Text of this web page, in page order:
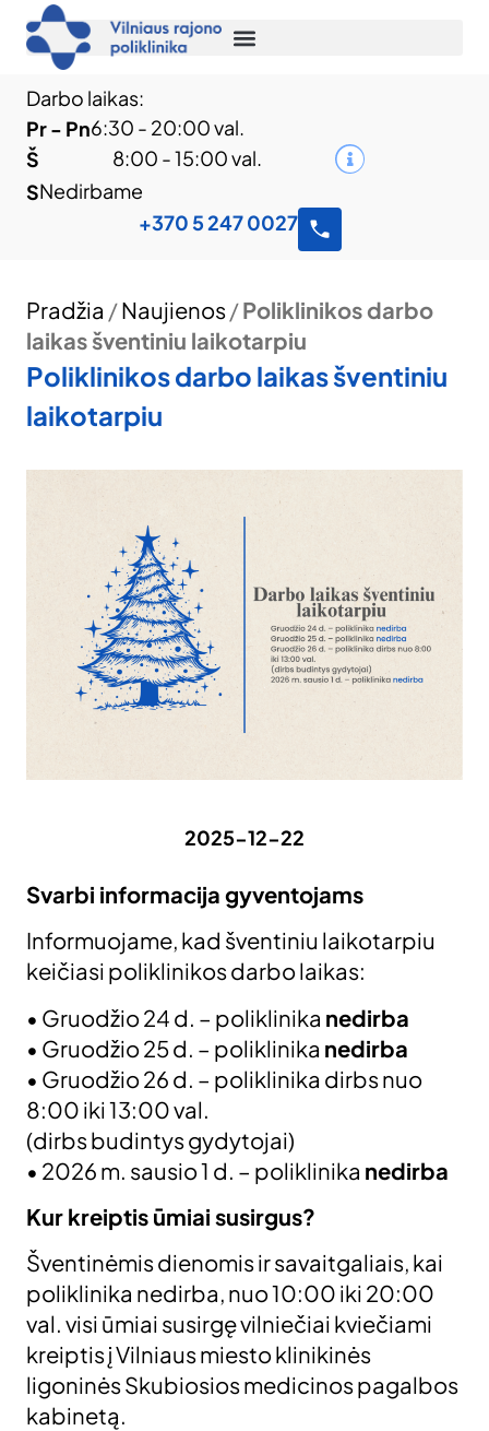
Darbo laikas:
Pr - Pn6:30 - 20:00 val.
Š
8:00 - 15:00 val.
SNedirbame
+370 5 247 0027
Pradžia /Naujienos/Poliklinikos darbo
laikas šventiniu laikotarpiu
Poliklinikos darbo laikas šventiniu
laikotarpiu
2025-12-22
Svarbi informacija gyventojams
Informuojame, kad šventiniu laikotarpiu
keičiasi poliklinikos darbo laikas:
• Gruodžio 24 d. – poliklinika nedirba
• Gruodžio 25 d. – poliklinika nedirba
• Gruodžio 26 d. – poliklinika dirbs nuo
8:00 iki 13:00 val.
(dirbs budintys gydytojai)
• 2026 m. sausio 1 d. – poliklinika nedirba
Kur kreiptis ūmiai susirgus?
Šventinėmis dienomis ir savaitgaliais, kai
poliklinika nedirba, nuo 10:00 iki 20:00
val. visi ūmiai susirgę vilniečiai kviečiami
kreiptis į Vilniaus miesto klinikinės
ligoninės Skubiosios medicinos pagalbos
kabinetą.